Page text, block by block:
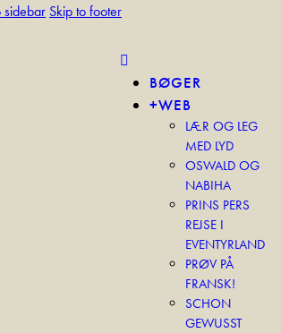
sidebar Skip to footer
BØGER
+WEB
LÆR OG LEG
MED LYD
OSWALD OG
NABIHA
PRINS PERS
REJSE I
EVENTYRLAND
PRØV PÅ
FRANSK!
SCHON
GEWUSST